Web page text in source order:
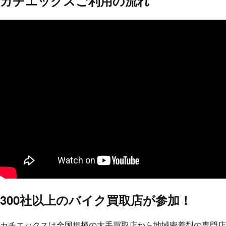
300社以上のバイク買取店が参加！